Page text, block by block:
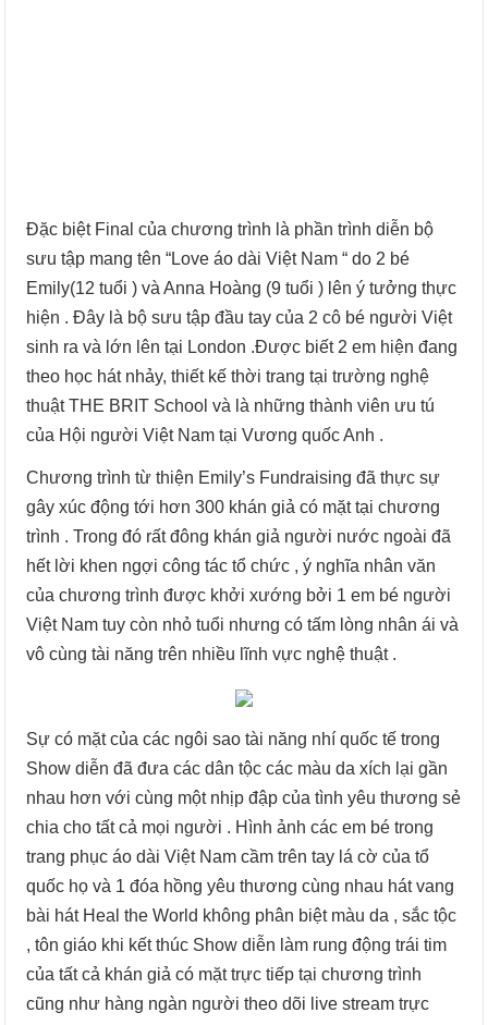
Đặc biệt Final của chương trình là phần trình diễn bộ
sưu tập mang tên “Love áo dài Việt Nam “ do 2 bé
Emily(12 tuổi ) và Anna Hoàng (9 tuổi ) lên ý tưởng thực
hiện . Đây là bộ sưu tập đầu tay của 2 cô bé người Việt
sinh ra và lớn lên tại London .Được biết 2 em hiện đang
theo học hát nhảy, thiết kế thời trang tại trường nghệ
thuật THE BRIT School và là những thành viên ưu tú
của Hội người Việt Nam tại Vương quốc Anh .
Chương trình từ thiện Emily’s Fundraising đã thực sự
gây xúc động tới hơn 300 khán giả có mặt tại chương
trình . Trong đó rất đông khán giả người nước ngoài đã
hết lời khen ngợi công tác tổ chức , ý nghĩa nhân văn
của chương trình được khởi xướng bởi 1 em bé người
Việt Nam tuy còn nhỏ tuổi nhưng có tấm lòng nhân ái và
vô cùng tài năng trên nhiều lĩnh vực nghệ thuật .
Sự có mặt của các ngôi sao tài năng nhí quốc tế trong
Show diễn đã đưa các dân tộc các màu da xích lại gần
nhau hơn với cùng một nhịp đập của tình yêu thương sẻ
chia cho tất cả mọi người . Hình ảnh các em bé trong
trang phục áo dài Việt Nam cầm trên tay lá cờ của tổ
quốc họ và 1 đóa hồng yêu thương cùng nhau hát vang
bài hát Heal the World không phân biệt màu da , sắc tộc
, tôn giáo khi kết thúc Show diễn làm rung động trái tim
của tất cả khán giả có mặt trực tiếp tại chương trình
cũng như hàng ngàn người theo dõi live stream trực